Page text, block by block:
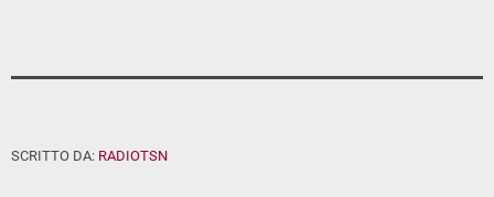
SCRITTO DA: RADIOTSN